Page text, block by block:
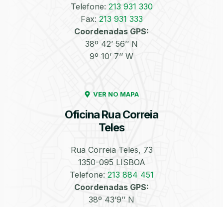
Telefone: 213 931 330
Fax: 213 931 333
Coordenadas GPS:
38º 42’ 56’’ N
9º 10’ 7’’ W
VER NO MAPA
Oficina Rua Correia
Teles
Rua Correia Teles, 73
1350-095 LISBOA
Telefone: 213 884 451
Coordenadas GPS:
38º 43’9’’ N
Equilibragem das
Rodas
Desempeno de
Jantes